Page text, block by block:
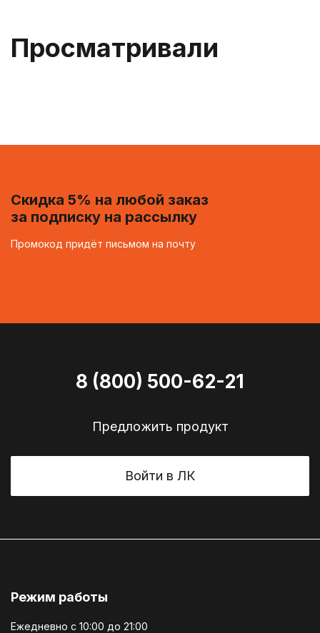
Просматривали
Скидка 5% на любой заказ
за подписку на рассылку
Промокод придёт письмом на почту
8 (800) 500-62-21
Предложить продукт
Войти в ЛК
Режим работы
Ежедневно c 10:00 до 21:00